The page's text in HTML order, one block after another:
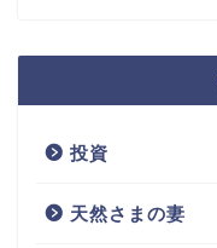
投資
天然さまの妻